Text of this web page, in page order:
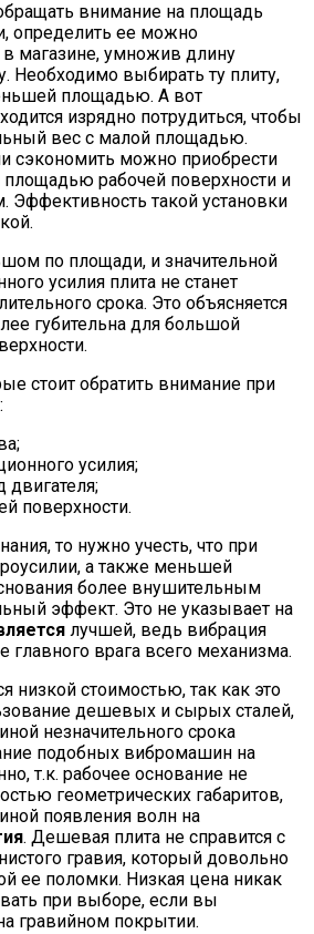
внимание на площадь
определить ее можно
магазине, умножив длину
Необходимо выбирать ту плиту,
площадью. А вот
изрядно потрудиться, чтобы
вес с малой площадью.
сэкономить можно приобрести
площадью рабочей поверхности и
Эффективность такой установки
по площади, и значительной
усилия плита не станет
срока. Это объясняется
губительна для большой
стоит обратить внимание при
усилия;
поверхности.
то нужно учесть, что при
а также меньшей
более внушительным
эффект. Это не указывает на
лучшей, ведь вибрация
главного врага всего механизма.
низкой стоимостью, так как это
дешевых и сырых сталей,
незначительного срока
подобных вибромашин на
т.к. рабочее основание не
геометрических габаритов,
появления волн на
. Дешевая плита не справится с
гравия, который довольно
ее поломки. Низкая цена никак
при выборе, если вы
гравийном покрытии.